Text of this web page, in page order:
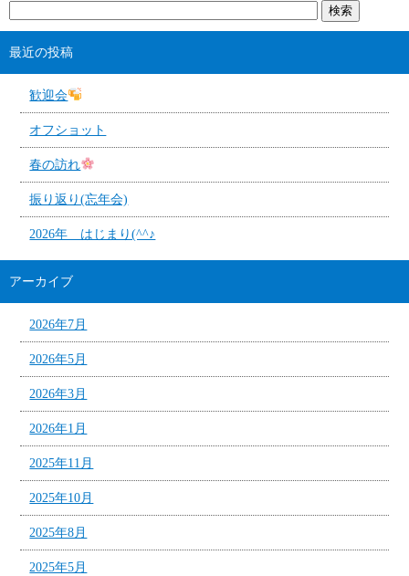
最近の投稿
歓迎会
オフショット
春の訪れ
振り返り(忘年会)
2026年 はじまり(^^♪
アーカイブ
2026年7月
2026年5月
2026年3月
2026年1月
2025年11月
2025年10月
2025年8月
2025年5月